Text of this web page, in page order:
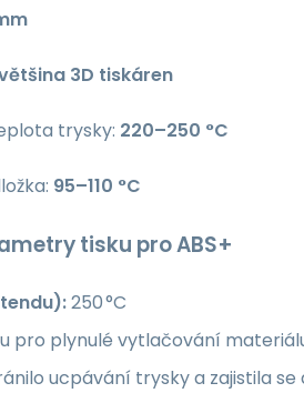
3D tiskáren
trysky: 220–250 °C
95–110 °C
tisku pro ABS+
250 °C
pro plynulé vytlačování
ucpávání trysky a zajistila